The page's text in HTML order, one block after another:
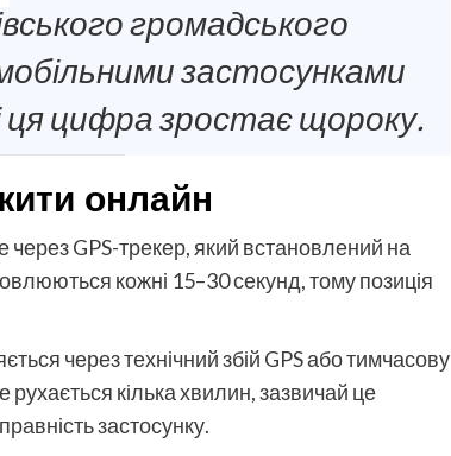
громадського
застосунками
ця цифра зростає щороку.
онлайн
GPS-трекер, який встановлений на
кожні 15–30 секунд, тому позиція
через технічний збій GPS або тимчасову
рухається кілька хвилин, зазвичай це
застосунку.